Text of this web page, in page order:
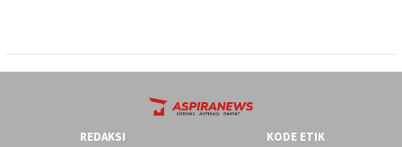
REDAKSI KODE ETIK